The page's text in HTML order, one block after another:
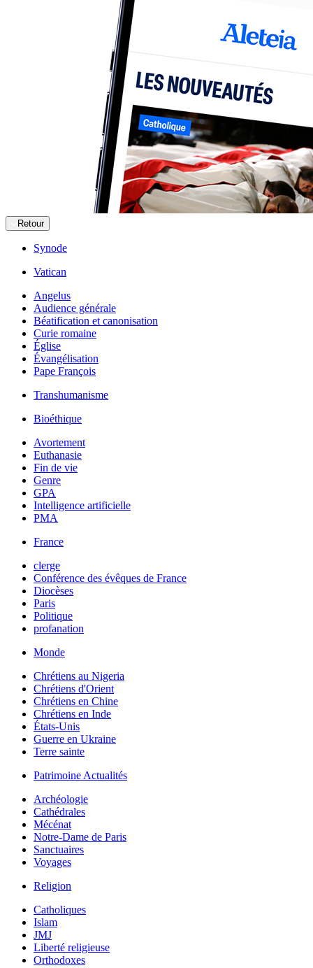
Retour
Synode
Vatican
Angelus
Audience générale
Béatification et canonisation
Curie romaine
Église
Évangélisation
Pape François
Transhumanisme
Bioéthique
Avortement
Euthanasie
Fin de vie
Genre
GPA
Intelligence artificielle
PMA
France
clerge
Conférence des évêques de France
Diocèses
Paris
Politique
profanation
Monde
Chrétiens au Nigeria
Chrétiens d'Orient
Chrétiens en Chine
Chrétiens en Inde
États-Unis
Guerre en Ukraine
Terre sainte
Patrimoine Actualités
Archéologie
Cathédrales
Mécénat
Notre-Dame de Paris
Sanctuaires
Voyages
Religion
Catholiques
Islam
JMJ
Liberté religieuse
Orthodoxes